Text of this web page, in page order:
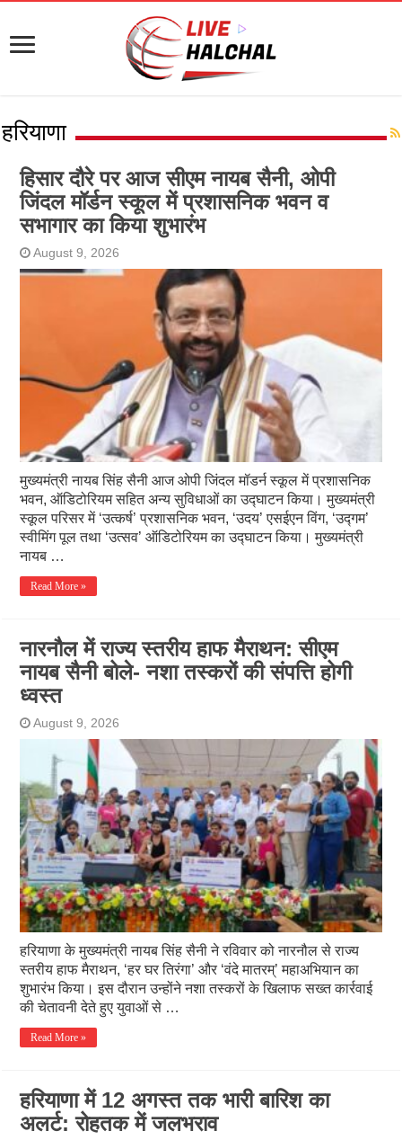
हरियाणा
हिसार दौरे पर आज सीएम नायब सैनी, ओपी
जिंदल मॉर्डन स्कूल में प्रशासनिक भवन व
सभागार का किया शुभारंभ
August 9, 2026
मुख्यमंत्री नायब सिंह सैनी आज ओपी जिंदल मॉडर्न स्कूल में प्रशासनिक
भवन, ऑडिटोरियम सहित अन्य सुविधाओं का उद्घाटन किया। मुख्यमंत्री
स्कूल परिसर में ‘उत्कर्ष’ प्रशासनिक भवन, ‘उदय’ एसईएन विंग, ‘उद्गम’
स्वीमिंग पूल तथा ‘उत्सव’ ऑडिटोरियम का उद्घाटन किया। मुख्यमंत्री
नायब …
Read More »
नारनौल में राज्य स्तरीय हाफ मैराथन: सीएम
नायब सैनी बोले- नशा तस्करों की संपत्ति होगी
ध्वस्त
August 9, 2026
हरियाणा के मुख्यमंत्री नायब सिंह सैनी ने रविवार को नारनौल से राज्य
स्तरीय हाफ मैराथन, ‘हर घर तिरंगा’ और ‘वंदे मातरम्’ महाअभियान का
शुभारंभ किया। इस दौरान उन्होंने नशा तस्करों के खिलाफ सख्त कार्रवाई
की चेतावनी देते हुए युवाओं से …
Read More »
हरियाणा में 12 अगस्त तक भारी बारिश का
अलर्ट: रोहतक में जलभराव